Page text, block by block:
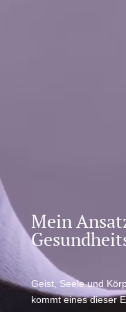
Mein
Geist, Seele und
kommt eines dieser